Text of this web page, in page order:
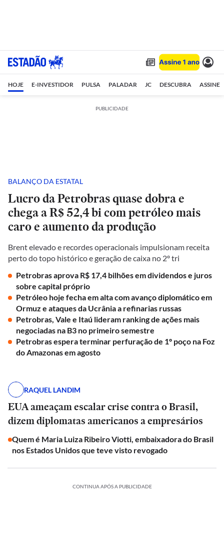
HOJE E-INVESTIDOR PULSA PALADAR JC DESCUBRA ASSINE
PUBLICIDADE
BALANÇO DA ESTATAL
Lucro da Petrobras quase dobra e
chega a R$ 52,4 bi com petróleo mais
caro e aumento da produção
Brent elevado e recordes operacionais impulsionam receita
perto do topo histórico e geração de caixa no 2º tri
Petrobras aprova R$ 17,4 bilhões em dividendos e juros
sobre capital próprio
Petróleo hoje fecha em alta com avanço diplomático em
Ormuz e ataques da Ucrânia a refinarias russas
Petrobras, Vale e Itaú lideram ranking de ações mais
negociadas na B3 no primeiro semestre
Petrobras espera terminar perfuração de 1º poço na Foz
do Amazonas em agosto
RAQUEL LANDIM
EUA ameaçam escalar crise contra o Brasil,
dizem diplomatas americanos a empresários
Quem é Maria Luiza Ribeiro Viotti, embaixadora do Brasil
nos Estados Unidos que teve visto revogado
CONTINUA APÓS A PUBLICIDADE